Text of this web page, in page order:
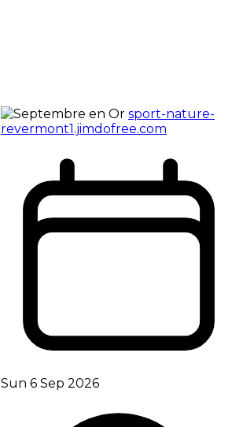
sport-nature-
revermont1.jimdofree.com
Sun 6 Sep 2026